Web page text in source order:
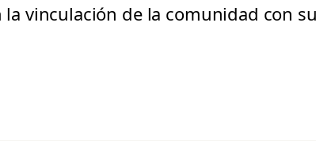
vinculación de la comunidad con